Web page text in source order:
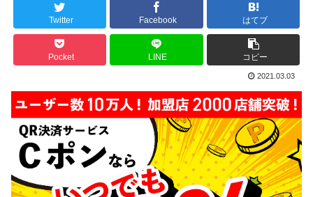
Twitter Facebook はてブ
Pocket LINE コピー
2021.03.03